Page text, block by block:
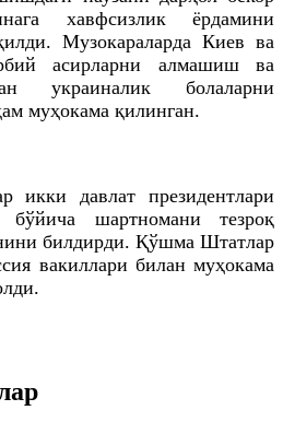
хавфсизлик ёрдамини
Музокараларда Киев ва
асирларни алмашиш ва
украиналик болаларни
муҳокама қилинган.
икки давлат президентлари
шартномани тезроқ
билдирди. Қўшма Штатлар
вакиллари билан муҳокама